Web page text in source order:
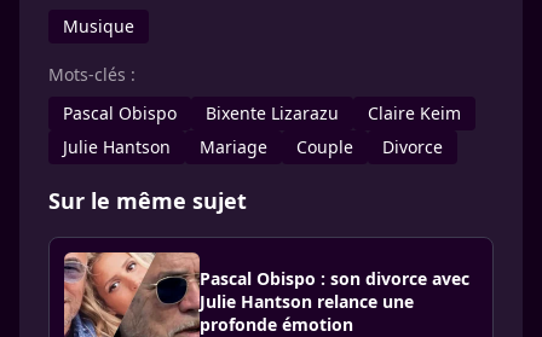
Musique
Mots-clés :
Pascal Obispo
Bixente Lizarazu
Claire Keim
Julie Hantson
Mariage Couple Divorce
Sur le même sujet
Pascal Obispo : son divorce avec
Julie Hantson relance une
profonde émotion